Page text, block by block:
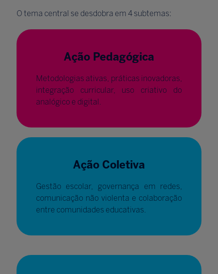
O tema central se desdobra em 4 subtemas:
Ação Pedagógica
Metodologias ativas, práticas inovadoras,
integração curricular, uso criativo do
analógico e digital.
Ação Coletiva
Gestão escolar, governança em redes,
comunicação não violenta e colaboração
entre comunidades educativas.